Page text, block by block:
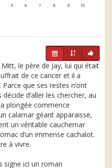
5 6 7 8 9 10
le père de Jay, lui qui était
de ce cancer et il a
que ses restes n’ont
d’aller les chercher, au
plongée commence
calamar géant apparaisse,
un véritable cauchemar
d’un immense cachalot.
à vivre.
signe ici un roman